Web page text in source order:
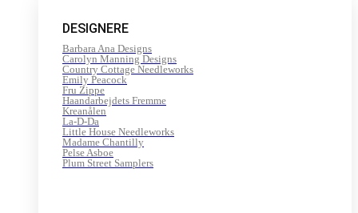
DESIGNERE
Barbara Ana Designs
Carolyn Manning Designs
Country Cottage Needleworks
Emily Peacock
Fru Zippe
Haandarbejdets Fremme
Kreanålen
La-D-Da
Little House Needleworks
Madame Chantilly
Pelse Asboe
Plum Street Samplers